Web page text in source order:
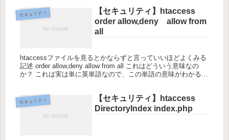
セキュリティ
【セキュリティ】htaccess
order allow,deny allow from
all
htaccessファイルを見るとかならずと言っていいほどよくみる
記述 order allow,deny allow from all これはどういう意味なの
か？ これは実は単に英単語なので、この単語の意味がわかると
セキュリティ
【セキュリティ】htaccess
DirectoryIndex index.php